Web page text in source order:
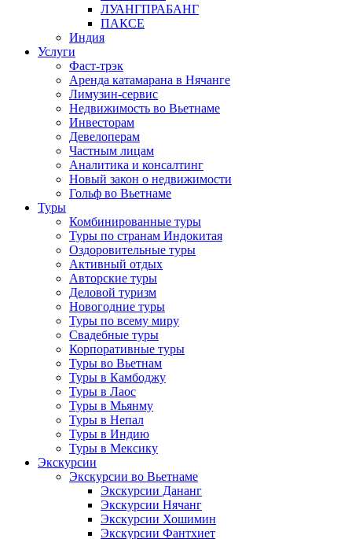
ЛУАНГПРАБАНГ
ПАКСЕ
Индия
Услуги
Фаст-трэк
Аренда катамарана в Нячанге
Лимузин-сервис
Недвижимость во Вьетнаме
Инвесторам
Девелоперам
Частным лицам
Аналитика и консалтинг
Новый закон о недвижимости
Гольф во Вьетнаме
Туры
Комбинированные туры
Туры по странам Индокитая
Оздоровительные туры
Активный отдых
Авторские туры
Деловой туризм
Новогодние туры
Туры по всему миру
Свадебные туры
Корпоративные туры
Туры во Вьетнам
Туры в Камбоджу
Туры в Лаос
Туры в Мьянму
Туры в Непал
Туры в Индию
Туры в Мексику
Экскурсии
Экскурсии во Вьетнаме
Экскурсии Дананг
Экскурсии Нячанг
Экскурсии Хошимин
Экскурсии Фантхиет